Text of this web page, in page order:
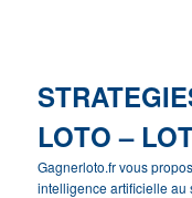
LOTO –
Gagnerloto.fr vous
intelligence artificielle au